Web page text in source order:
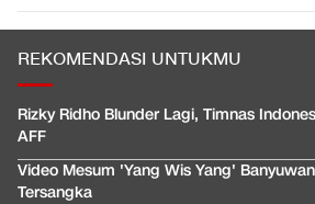
REKOMENDASI UNTUKMU
Rizky Ridho Blunder Lagi, Timnas
AFF
Video Mesum 'Yang Wis Yang'
Tersangka